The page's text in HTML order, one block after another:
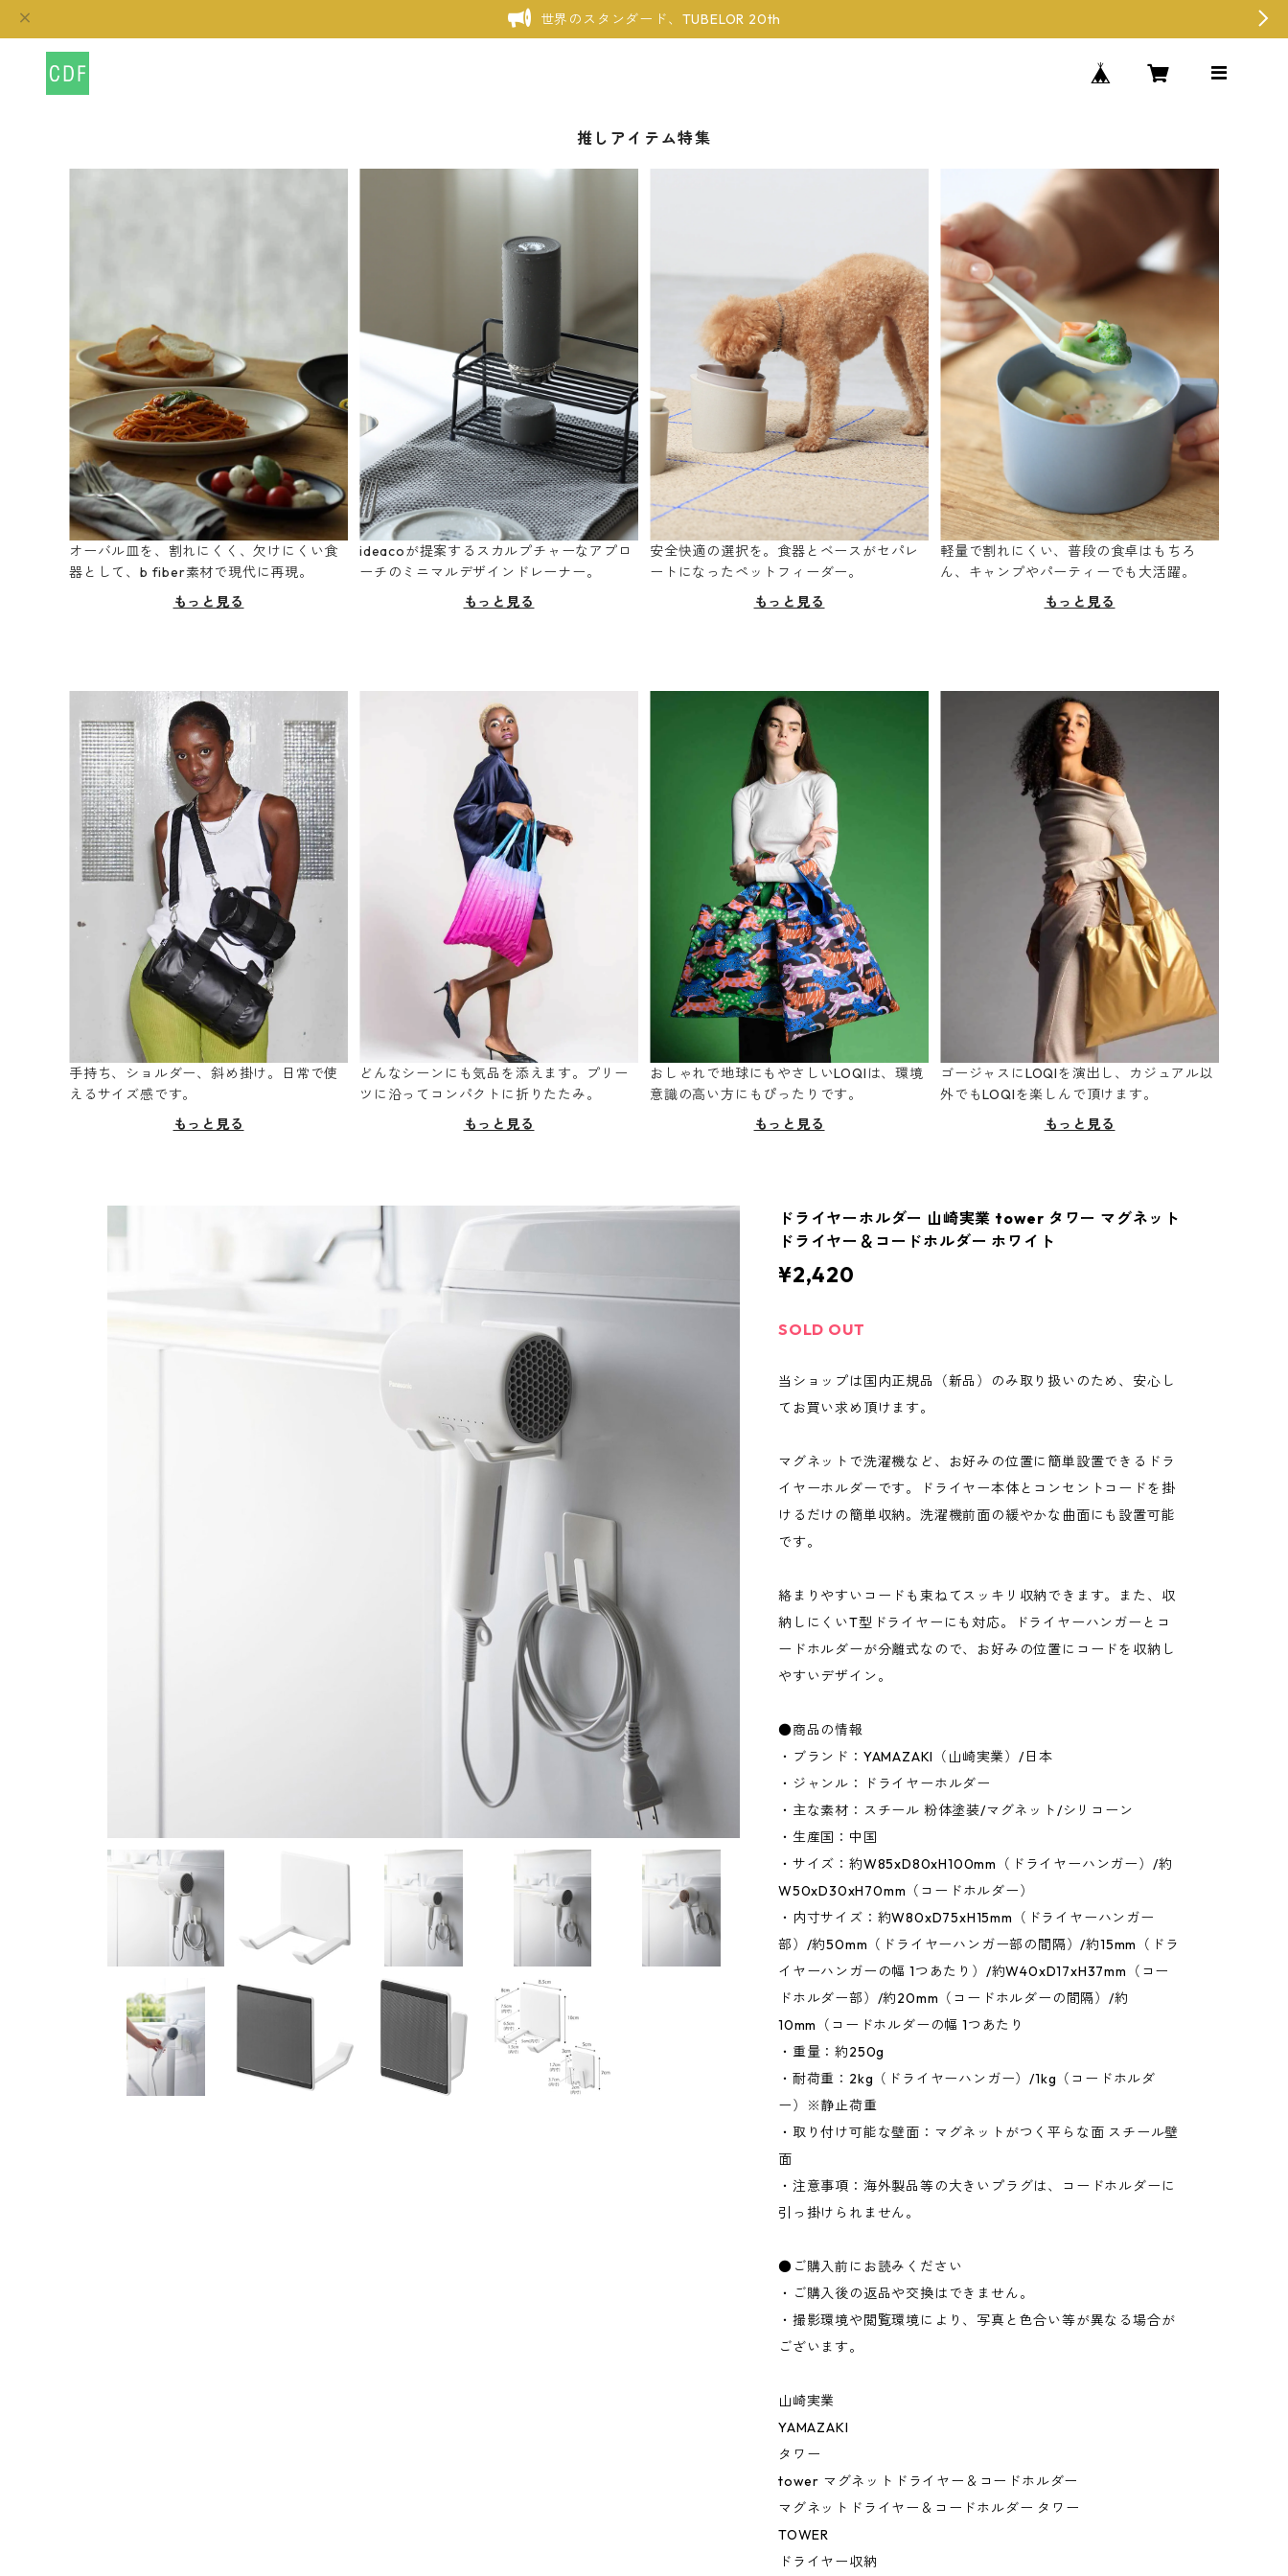
世界のスタンダード、TUBELOR 20th
推しアイテム特集
オーバル皿を、割れにくく、欠けにくい食
器として、b fiber素材で現代に再現。
もっと見る
ideacoが提案するスカルプチャーなアプロ
ーチのミニマルデザインドレーナー。
もっと見る
安全快適の選択を。食器とベースがセパレ
ートになったペットフィーダー。
もっと見る
軽量で割れにくい、普段の食卓はもちろ
ん、キャンプやパーティーでも大活躍。
もっと見る
手持ち、ショルダー、斜め掛け。日常で使
えるサイズ感です。
もっと見る
どんなシーンにも気品を添えます。プリー
ツに沿ってコンパクトに折りたたみ。
もっと見る
おしゃれで地球にもやさしいLOQIは、環境
意識の高い方にもぴったりです。
もっと見る
ゴージャスにLOQIを演出し、カジュアル以
外でもLOQIを楽しんで頂けます。
もっと見る
ドライヤーホルダー 山崎実業 tower タワー マグネット
ドライヤー＆コードホルダー ホワイト
¥2,420
SOLD OUT
当ショップは国内正規品（新品）のみ取り扱いのため、安心し
てお買い求め頂けます。
マグネットで洗濯機など、お好みの位置に簡単設置できるドラ
イヤーホルダーです。ドライヤー本体とコンセントコードを掛
けるだけの簡単収納。洗濯機前面の緩やかな曲面にも設置可能
です。
絡まりやすいコードも束ねてスッキリ収納できます。また、収
納しにくいT型ドライヤーにも対応。ドライヤーハンガーとコ
ードホルダーが分離式なので、お好みの位置にコードを収納し
やすいデザイン。
●商品の情報
・ブランド：YAMAZAKI（山崎実業）/日本
・ジャンル：ドライヤーホルダー
・主な素材：スチール 粉体塗装/マグネット/シリコーン
・生産国：中国
・サイズ：約W85xD80xH100mm（ドライヤーハンガー）/約
W50xD30xH70mm（コードホルダー）
・内寸サイズ：約W80xD75xH15mm（ドライヤーハンガー
部）/約50mm（ドライヤーハンガー部の間隔）/約15mm（ドラ
イヤーハンガーの幅 1つあたり）/約W40xD17xH37mm（コー
ドホルダー部）/約20mm（コードホルダーの間隔）/約
10mm（コードホルダーの幅 1つあたり
・重量：約250g
・耐荷重：2kg（ドライヤーハンガー）/1kg（コードホルダ
ー）※静止荷重
・取り付け可能な壁面：マグネットがつく平らな面 スチール壁
面
・注意事項：海外製品等の大きいプラグは、コードホルダーに
引っ掛けられません。
●ご購入前にお読みください
・ご購入後の返品や交換はできません。
・撮影環境や閲覧環境により、写真と色合い等が異なる場合が
ございます。
山崎実業
YAMAZAKI
タワー
tower マグネットドライヤー＆コードホルダー
マグネットドライヤー＆コードホルダー タワー
TOWER
ドライヤー収納